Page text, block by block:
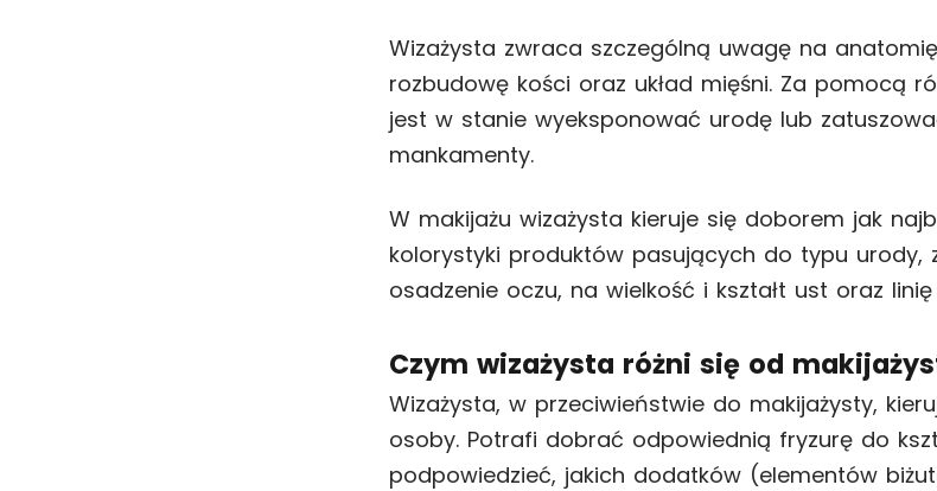
Wizażysta zwraca szczególną uwagę na
rozbudowę kości oraz układ mięśni. Za pomocą
jest w stanie wyeksponować urodę lub
mankamenty.
W makijażu wizażysta kieruje się doborem jak
kolorystyki produktów pasujących do typu urody,
osadzenie oczu, na wielkość i kształt ust oraz
Czym wizażysta różni się od
Wizażysta, w przeciwieństwie do makijażysty,
osoby. Potrafi dobrać odpowiednią fryzurę do
podpowiedzieć, jakich dodatków (elementów